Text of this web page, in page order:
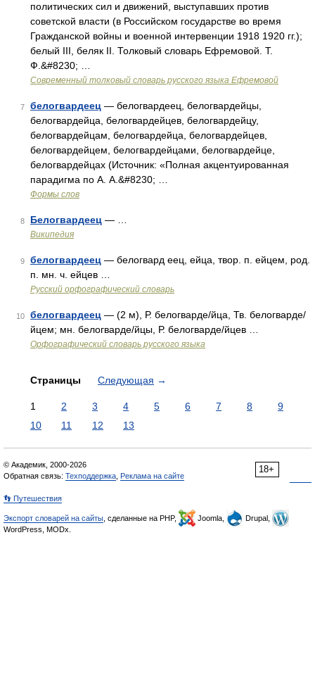
политических сил и движений, выступавших против
советской власти (в Российском государстве во время
Гражданской войны и военной интервенции 1918 1920 гг.);
белый III, беляк II. Толковый словарь Ефремовой. Т.
Ф.&#8230; …
Современный толковый словарь русского языка Ефремовой
7 белогвардеец — белогвардеец, белогвардейцы,
белогвардейца, белогвардейцев, белогвардейцу,
белогвардейцам, белогвардейца, белогвардейцев,
белогвардейцем, белогвардейцами, белогвардейце,
белогвардейцах (Источник: «Полная акцентуированная
парадигма по А. А.&#8230; …
Формы слов
8 Белогвардеец — …
Википедия
9 белогвардеец — белогвард еец, ейца, твор. п. ейцем, род.
п. мн. ч. ейцев …
Русский орфографический словарь
10 белогвардеец — (2 м), Р. белогварде/йца, Тв. белогварде/
йцем; мн. белогварде/йцы, Р. белогварде/йцев …
Орфографический словарь русского языка
Страницы Следующая →
1 2 3 4 5 6 7 8
9
10
11 12 13
18+
© Академик, 2000-2026
Обратная связь: Техподдержка Реклама на сайте
👣 Путешествия
Экспорт словарей на сайты , сделанные на PHP, Joomla,
Drupal,
WordPress, MODx.